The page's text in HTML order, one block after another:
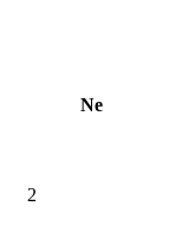
Ne
2